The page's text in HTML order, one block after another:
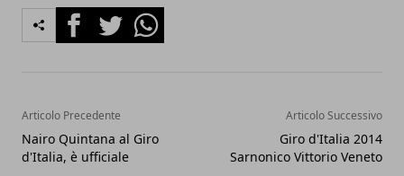
FacebookTwitterWhatsapp
Articolo Precedente
Nairo Quintana al Giro
d'Italia, è ufficiale
Articolo Successivo
Giro d'Italia 2014
Sarnonico Vittorio Veneto